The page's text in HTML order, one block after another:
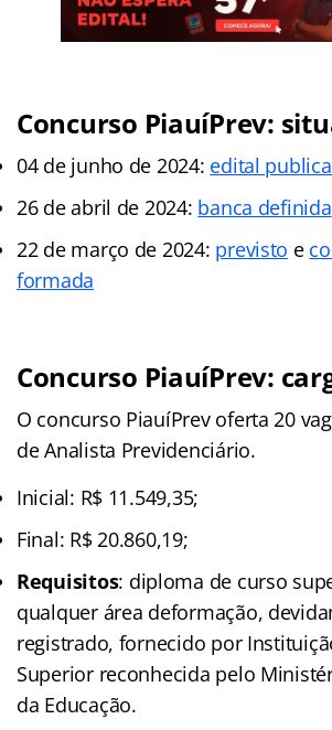
Concurso PiauíPrev:
04 de junho de 2024: edital
26 de abril de 2024: banca definida
22 de março de 2024: previsto e
formada
Concurso PiauíPrev:
O concurso PiauíPrev oferta 20
de Analista Previdenciário.
Inicial: R$ 11.549,35;
Final: R$ 20.860,19;
Requisitos: diploma de curso
qualquer área deformação,
registrado, fornecido por
Superior reconhecida pelo
da Educação.